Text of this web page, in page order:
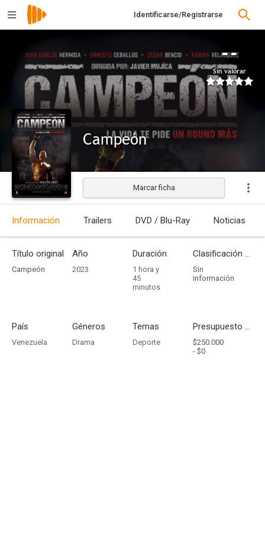
Identificarse/Registrarse
--
Sin valorar
Campeón
Estrenada
Marcar ficha
Información Trailers DVD / Blu-Ray Noticias
Título original
Campeón
Año
2023
Duración
1 hora y
45
minutos
Clasificación por edades
Sin
información
País
Venezuela
Géneros
Drama
Temas
Deporte
Presupuesto - Ingresos
$250.000
- $0